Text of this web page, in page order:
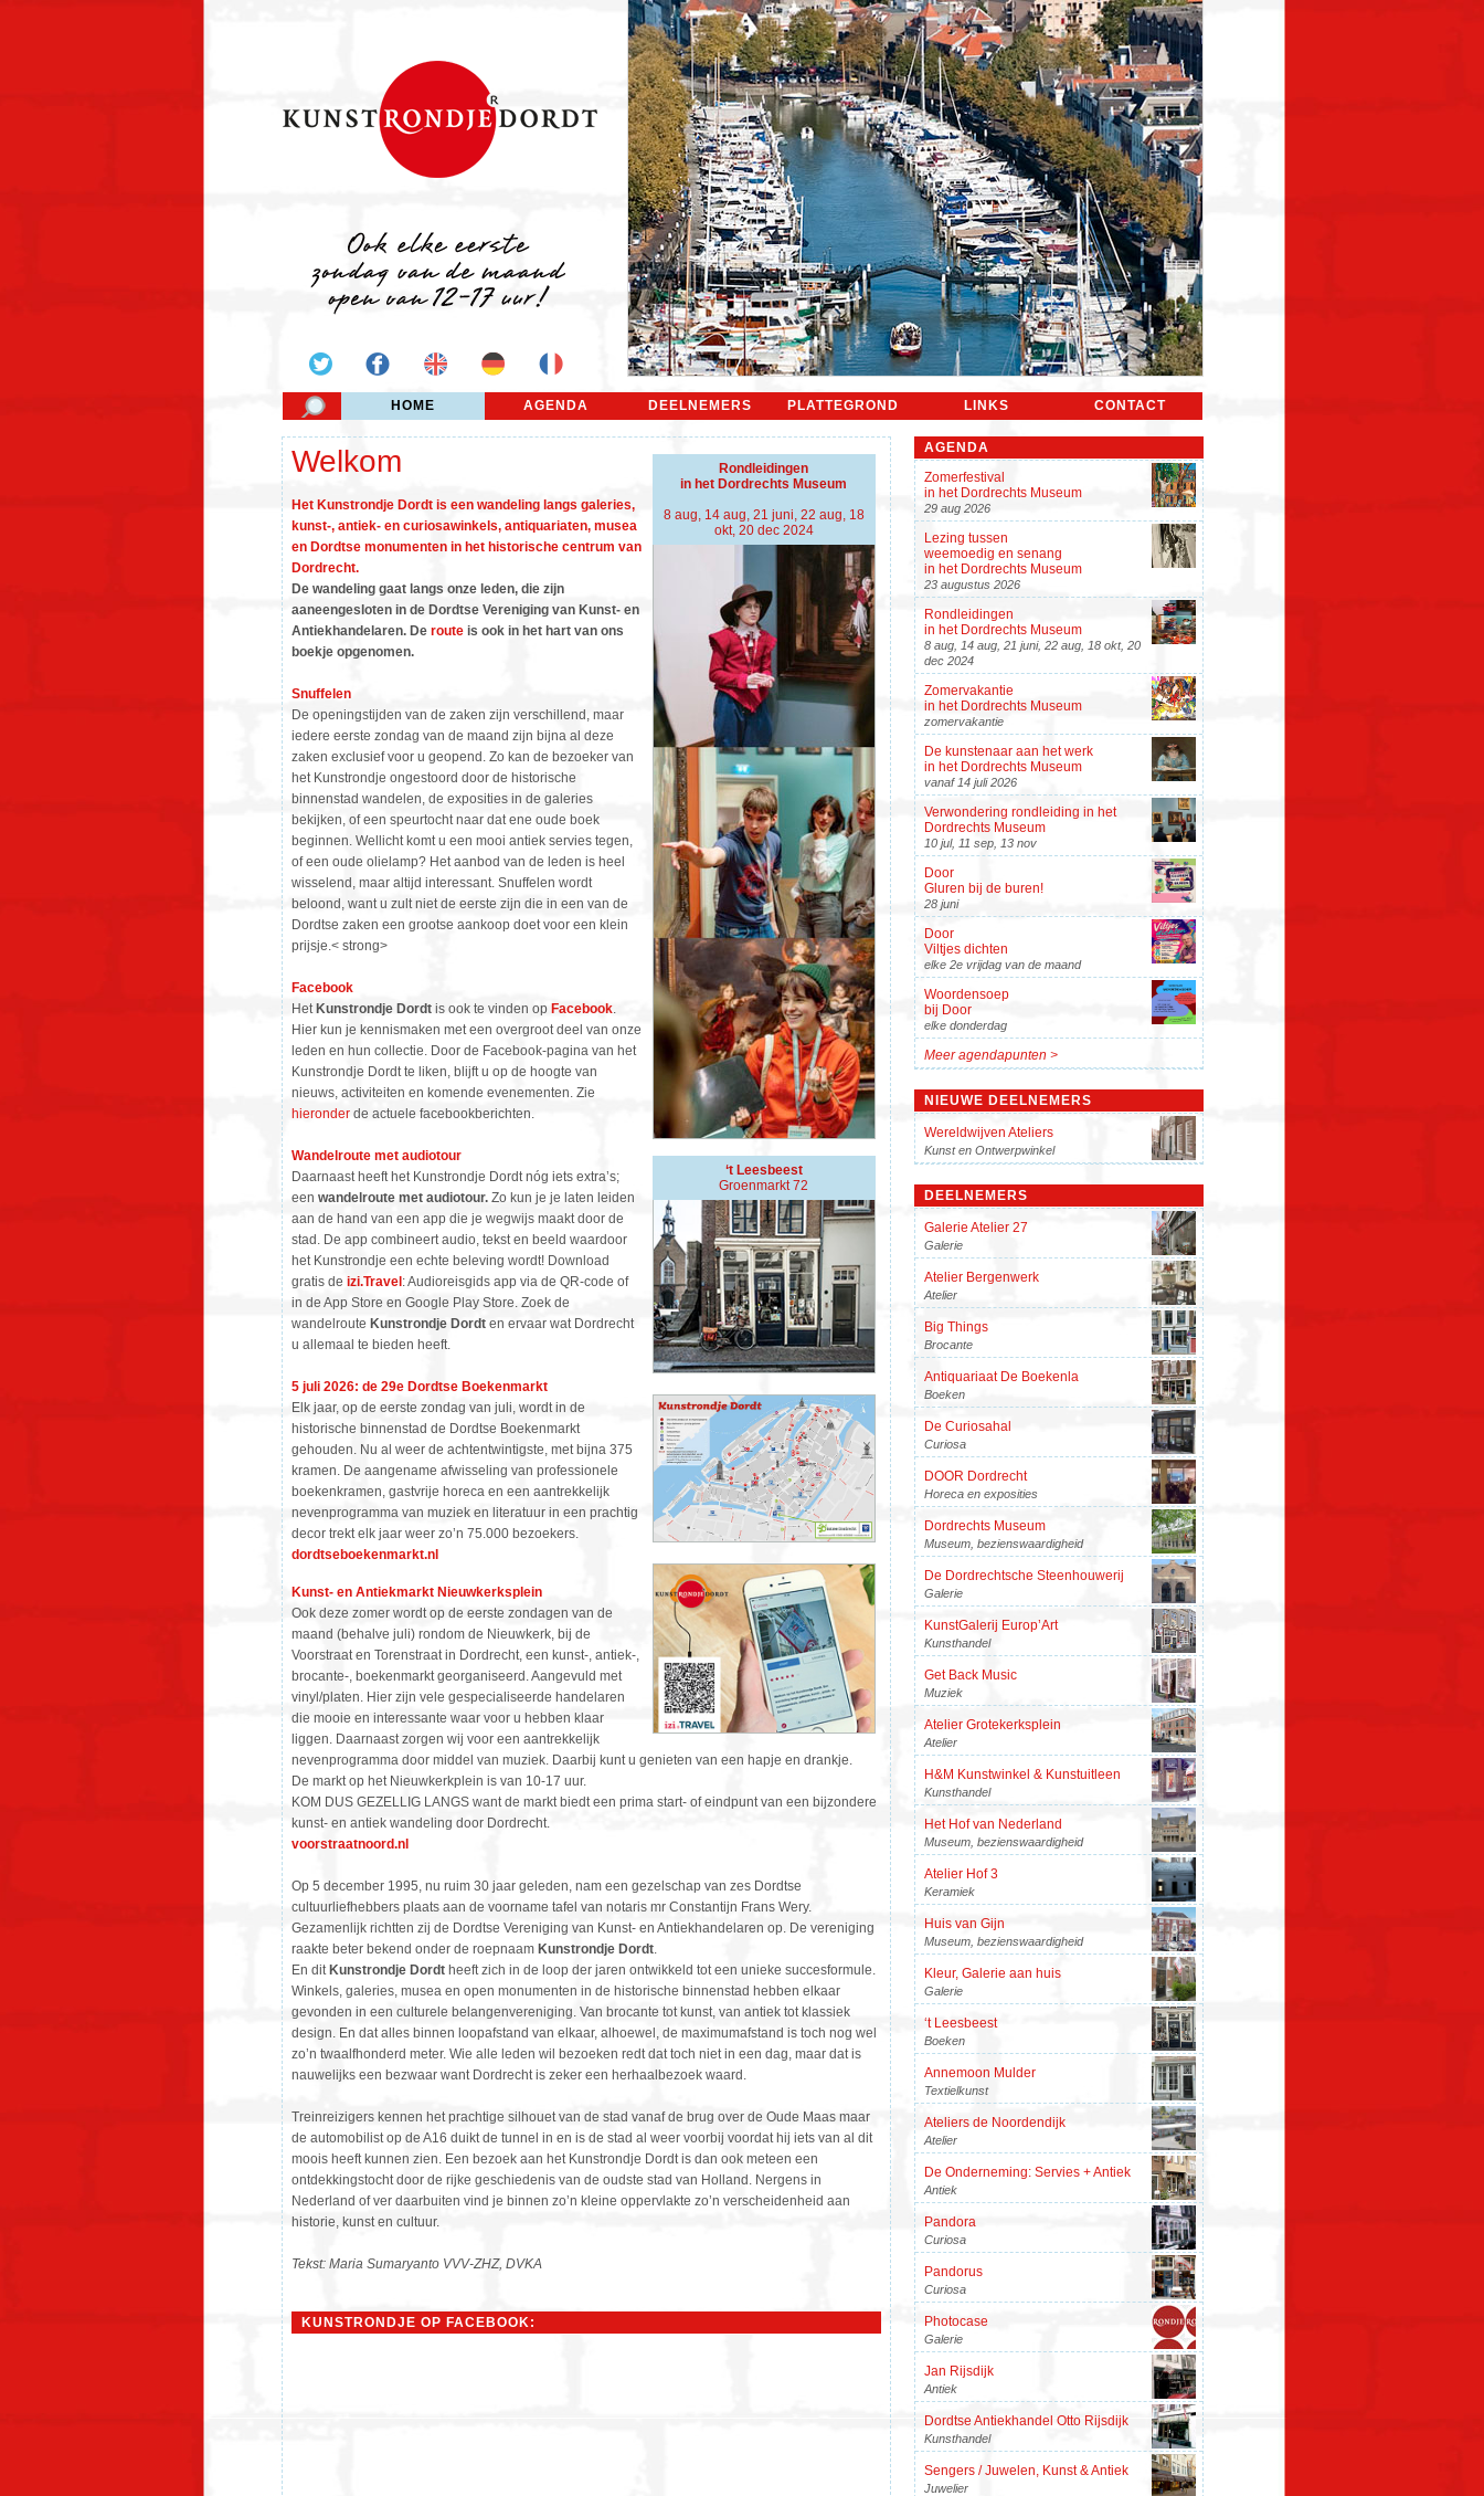
HOME AGENDA DEELNEMERS PLATTEGROND LINKS CONTACT
Rondleidingen
in het Dordrechts Museum
8 aug, 14 aug, 21 juni, 22 aug, 18
okt, 20 dec 2024
‘t Leesbeest
Groenmarkt 72
Welkom
Het Kunstrondje Dordt is een wandeling langs galeries,
kunst-, antiek- en curiosawinkels, antiquariaten, musea
en Dordtse monumenten in het historische centrum van
Dordrecht.
De wandeling gaat langs onze leden, die zijn
aaneengesloten in de Dordtse Vereniging van Kunst- en
Antiekhandelaren. De routeis ook in het hart van ons
boekje opgenomen.
Snuffelen
De openingstijden van de zaken zijn verschillend, maar
iedere eerste zondag van de maand zijn bijna al deze
zaken exclusief voor u geopend. Zo kan de bezoeker van
het Kunstrondje ongestoord door de historische
binnenstad wandelen, de exposities in de galeries
bekijken, of een speurtocht naar dat ene oude boek
beginnen. Wellicht komt u een mooi antiek servies tegen,
of een oude olielamp? Het aanbod van de leden is heel
wisselend, maar altijd interessant. Snuffelen wordt
beloond, want u zult niet de eerste zijn die in een van de
Dordtse zaken een grootse aankoop doet voor een klein
prijsje.< strong>
Facebook
Het Kunstrondje Dordtis ook te vinden op Facebook.
Hier kun je kennismaken met een overgroot deel van onze
leden en hun collectie. Door de Facebook-pagina van het
Kunstrondje Dordt te liken, blijft u op de hoogte van
nieuws, activiteiten en komende evenementen. Zie
hieronderde actuele facebookberichten.
Wandelroute met audiotour
Daarnaast heeft het Kunstrondje Dordt nóg iets extra’s;
een wandelroute met audiotour.Zo kun je je laten leiden
aan de hand van een app die je wegwijs maakt door de
stad. De app combineert audio, tekst en beeld waardoor
het Kunstrondje een echte beleving wordt! Download
gratis de izi.Travel : Audioreisgids app via de QR-code of
in de App Store en Google Play Store. Zoek de
wandelroute Kunstrondje Dordten ervaar wat Dordrecht
u allemaal te bieden heeft.
5 juli 2026: de 29e Dordtse Boekenmarkt
Elk jaar, op de eerste zondag van juli, wordt in de
historische binnenstad de Dordtse Boekenmarkt
gehouden. Nu al weer de achtentwintigste, met bijna 375
kramen. De aangename afwisseling van professionele
boekenkramen, gastvrije horeca en een aantrekkelijk
nevenprogramma van muziek en literatuur in een prachtig
decor trekt elk jaar weer zo’n 75.000 bezoekers.
dordtseboekenmarkt.nl
Kunst- en Antiekmarkt Nieuwkerksplein
Ook deze zomer wordt op de eerste zondagen van de
maand (behalve juli) rondom de Nieuwkerk, bij de
Voorstraat en Torenstraat in Dordrecht, een kunst-, antiek-,
brocante-, boekenmarkt georganiseerd. Aangevuld met
vinyl/platen. Hier zijn vele gespecialiseerde handelaren
die mooie en interessante waar voor u hebben klaar
liggen. Daarnaast zorgen wij voor een aantrekkelijk
nevenprogramma door middel van muziek. Daarbij kunt u genieten van een hapje en drankje.
De markt op het Nieuwkerkplein is van 10-17 uur.
KOM DUS GEZELLIG LANGS want de markt biedt een prima start- of eindpunt van een bijzondere
kunst- en antiek wandeling door Dordrecht.
voorstraatnoord.nl
Op 5 december 1995, nu ruim 30 jaar geleden, nam een gezelschap van zes Dordtse
cultuurliefhebbers plaats aan de voorname tafel van notaris mr Constantijn Frans Wery.
Gezamenlijk richtten zij de Dordtse Vereniging van Kunst- en Antiekhandelaren op. De vereniging
raakte beter bekend onder de roepnaam Kunstrondje Dordt.
En dit Kunstrondje Dordtheeft zich in de loop der jaren ontwikkeld tot een unieke succesformule.
Winkels, galeries, musea en open monumenten in de historische binnenstad hebben elkaar
gevonden in een culturele belangenvereniging. Van brocante tot kunst, van antiek tot klassiek
design. En dat alles binnen loopafstand van elkaar, alhoewel, de maximumafstand is toch nog wel
zo’n twaalfhonderd meter. Wie alle leden wil bezoeken redt dat toch niet in een dag, maar dat is
nauwelijks een bezwaar want Dordrecht is zeker een herhaalbezoek waard.
Treinreizigers kennen het prachtige silhouet van de stad vanaf de brug over de Oude Maas maar
de automobilist op de A16 duikt de tunnel in en is de stad al weer voorbij voordat hij iets van al dit
moois heeft kunnen zien. Een bezoek aan het Kunstrondje Dordt is dan ook meteen een
ontdekkingstocht door de rijke geschiedenis van de oudste stad van Holland. Nergens in
Nederland of ver daarbuiten vind je binnen zo’n kleine oppervlakte zo’n verscheidenheid aan
historie, kunst en cultuur.
Tekst: Maria Sumaryanto VVV-ZHZ, DVKA
KUNSTRONDJE OP FACEBOOK:
AGENDA
Zomerfestival
in het Dordrechts Museum
29 aug 2026
Lezing tussen
weemoedig en senang
in het Dordrechts Museum
23 augustus 2026
Rondleidingen
in het Dordrechts Museum
8 aug, 14 aug, 21 juni, 22 aug, 18 okt, 20
dec 2024
Zomervakantie
in het Dordrechts Museum
zomervakantie
De kunstenaar aan het werk
in het Dordrechts Museum
vanaf 14 juli 2026
Verwondering rondleiding in het
Dordrechts Museum
10 jul, 11 sep, 13 nov
Door
Gluren bij de buren!
28 juni
Door
Viltjes dichten
elke 2e vrijdag van de maand
Woordensoep
bij Door
elke donderdag
Meer agendapunten >
NIEUWE DEELNEMERS
Wereldwijven Ateliers
Kunst en Ontwerpwinkel
DEELNEMERS
Galerie Atelier 27
Galerie
Atelier Bergenwerk
Atelier
Big Things
Brocante
Antiquariaat De Boekenla
Boeken
De Curiosahal
Curiosa
DOOR Dordrecht
Horeca en exposities
Dordrechts Museum
Museum, bezienswaardigheid
De Dordrechtsche Steenhouwerij
Galerie
KunstGalerij Europ’Art
Kunsthandel
Get Back Music
Muziek
Atelier Grotekerksplein
Atelier
H&M Kunstwinkel & Kunstuitleen
Kunsthandel
Het Hof van Nederland
Museum, bezienswaardigheid
Atelier Hof 3
Keramiek
Huis van Gijn
Museum, bezienswaardigheid
Kleur, Galerie aan huis
Galerie
‘t Leesbeest
Boeken
Annemoon Mulder
Textielkunst
Ateliers de Noordendijk
Atelier
De Onderneming: Servies + Antiek
Antiek
Pandora
Curiosa
Pandorus
Curiosa
Photocase
Galerie
Jan Rijsdijk
Antiek
Dordtse Antiekhandel Otto Rijsdijk
Kunsthandel
Sengers / Juwelen, Kunst & Antiek
Juwelier